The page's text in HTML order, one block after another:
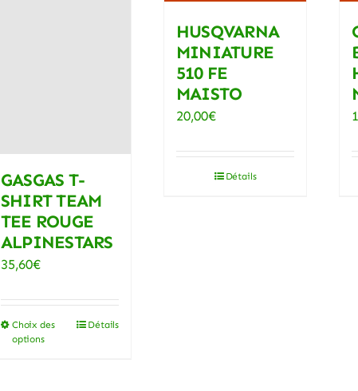
GASGAS T-
SHIRT TEAM
TEE ROUGE
ALPINESTARS
35,60€
Choix des
options
Détails
HUSQVARNA
MINIATURE
510 FE
MAISTO
20,00€
Détails